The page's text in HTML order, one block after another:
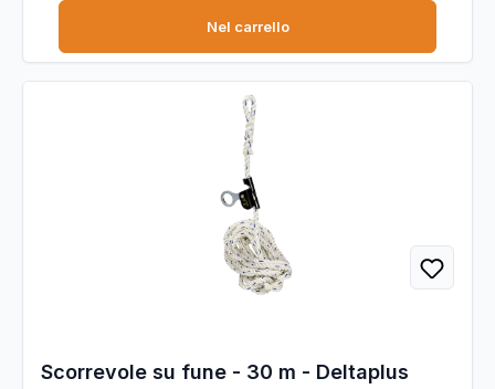
Nel carrello
Scorrevole su fune - 30 m - Deltaplus